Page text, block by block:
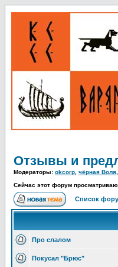
Отзывы и
Модераторы: okcorp чёрная Воля
Сейчас этот форум
Список
Про слалом
Покусал "Брюс"